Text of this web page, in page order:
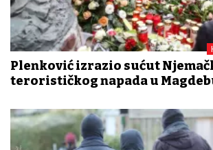
Plenković izrazio sućut
terorističkog napada u